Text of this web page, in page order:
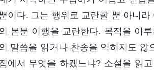
이다. 그는 행위로 교란할 뿐 아니
본분 이행을 교란한다. 목적을 이
말씀을 읽거나 찬송을 익히지도
에서 무엇을 하겠느냐? 소설을 읽